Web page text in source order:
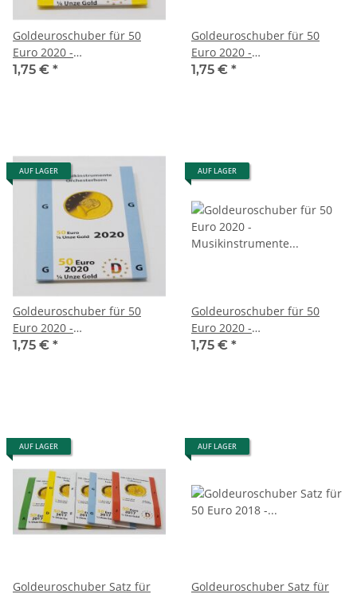
Goldeuroschuber für 50
Euro 2020 -
Musikinstrumente -
1,75 € *
Goldeuroschuber für 50
Euro 2020 -
Musikinstrumente -
1,75 € *
AUF LAGER
Goldeuroschuber für 50
Euro 2020 -
Musikinstrumente -
1,75 € *
AUF LAGER
Goldeuroschuber für 50
Euro 2020 -
Musikinstrumente -
1,75 € *
AUF LAGER
Goldeuroschuber Satz für
AUF LAGER
Goldeuroschuber Satz für